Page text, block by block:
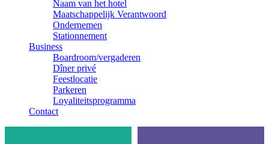
Naam van het hotel
Maatschappelijk Verantwoord
Ondernemen
Stationnement
Business
Boardroom/vergaderen
Dîner privé
Feestlocatie
Parkeren
Loyaliteitsprogramma
Contact